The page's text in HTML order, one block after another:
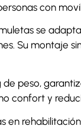
con
muletas se
Su montaje
peso,
confort y
en